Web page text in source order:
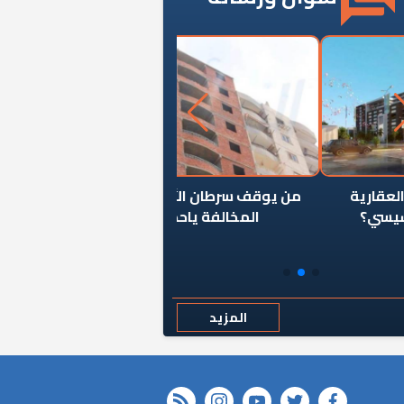
من يوقف سرطان الأبراج السكنية
المخالفة ياحكومة؟
المزيد